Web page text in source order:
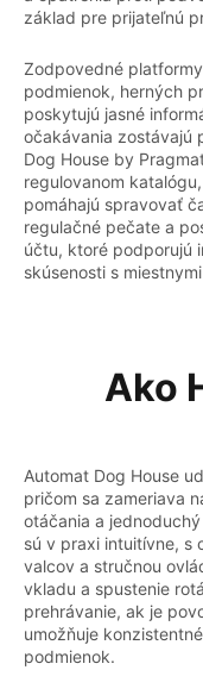
základ pre prijateľnú
Zodpovedné
podmienok, herných
poskytujú jasné
očakávania zostávajú
Dog House by
regulovanom
pomáhajú spravovať
regulačné pečate a
účtu, ktoré podporujú
skúsenosti s
Ako
Automat Dog House
pričom sa zameriava
otáčania a
sú v praxi intuitívne, s
valcov a stručnou
vkladu a spustenie
prehrávanie, ak je
umožňuje
podmienok.